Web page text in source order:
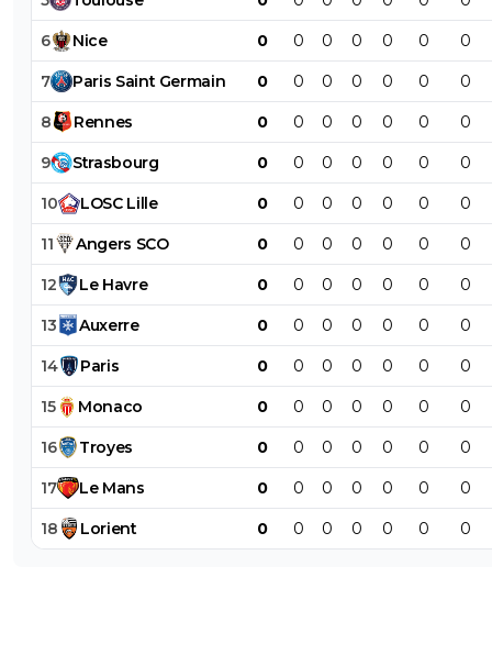
6 Nice 0 0 0 0 0 0 0
7 Paris Saint Germain 0 0 0 0 0 0 0
8 Rennes 0 0 0 0 0 0 0
9 Strasbourg 0 0 0 0 0 0 0
10 LOSC Lille 0 0 0 0 0 0 0
11 Angers SCO 0 0 0 0 0 0 0
12 Le Havre 0 0 0 0 0 0 0
13 Auxerre 0 0 0 0 0 0 0
14 Paris 0 0 0 0 0 0 0
15 Monaco 0 0 0 0 0 0 0
16 Troyes 0 0 0 0 0 0 0
17 Le Mans 0 0 0 0 0 0 0
18 Lorient 0 0 0 0 0 0 0